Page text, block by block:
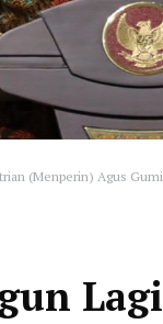
(Menperin) Agus